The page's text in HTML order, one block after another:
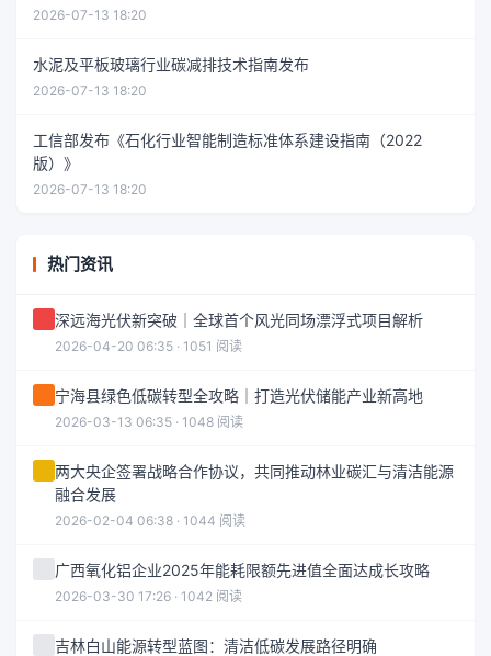
2026-07-13 18:20
水泥及平板玻璃行业碳减排技术指南发布
2026-07-13 18:20
工信部发布《石化行业智能制造标准体系建设指南（2022
版）》
2026-07-13 18:20
热门资讯
深远海光伏新突破｜全球首个风光同场漂浮式项目解析
2026-04-20 06:35 · 1051 阅读
宁海县绿色低碳转型全攻略｜打造光伏储能产业新高地
2026-03-13 06:35 · 1048 阅读
两大央企签署战略合作协议，共同推动林业碳汇与清洁能源
融合发展
2026-02-04 06:38 · 1044 阅读
广西氧化铝企业2025年能耗限额先进值全面达成长攻略
2026-03-30 17:26 · 1042 阅读
吉林白山能源转型蓝图：清洁低碳发展路径明确